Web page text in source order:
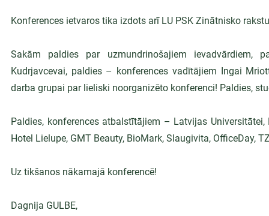
Konferences ietvaros tika izdots arī LU PSK Zinātnisko
Sakām paldies par uzmundrinošajiem ievadvārdiem,
Kudrjavcevai, paldies – konferences vadītājiem Ingai
darba grupai par lieliski noorganizēto konferenci! Paldies,
Paldies, konferences atbalstītājiem – Latvijas
Hotel Lielupe, GMT Beauty, BioMark, Slaugivita, OfficeDay,
Uz tikšanos nākamajā konferencē!
Dagnija GULBE,